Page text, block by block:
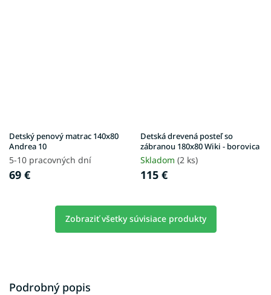
Detský penový matrac 140x80
Andrea 10
5-10 pracovných dní
69 €
Detská drevená posteľ so
zábranou 180x80 Wiki - borovica
Skladom (2 ks)
115 €
Zobraziť všetky súvisiace produkty
Podrobný popis